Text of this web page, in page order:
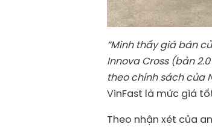
“Mình thấy giá bán
Innova Cross (bản
theo chính sách của
VinFast là mức giá
Theo nhận xét của